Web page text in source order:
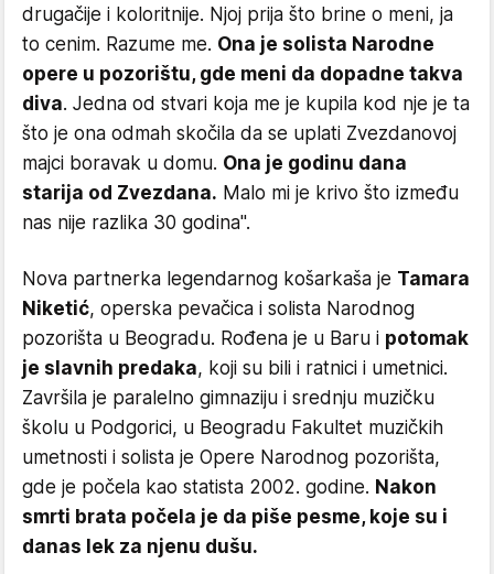
drugačije i koloritnije. Njoj prija što brine o meni, ja
to cenim. Razume me. Ona je solista Narodne
opere u pozorištu, gde meni da dopadne takva
diva. Jedna od stvari koja me je kupila kod nje je ta
što je ona odmah skočila da se uplati Zvezdanovoj
majci boravak u domu. Ona je godinu dana
starija od Zvezdana. Malo mi je krivo što između
nas nije razlika 30 godina".
Nova partnerka legendarnog košarkaša je Tamara
Niketić, operska pevačica i solista Narodnog
pozorišta u Beogradu. Rođena je u Baru i potomak
je slavnih predaka, koji su bili i ratnici i umetnici.
Završila je paralelno gimnaziju i srednju muzičku
školu u Podgorici, u Beogradu Fakultet muzičkih
umetnosti i solista je Opere Narodnog pozorišta,
gde je počela kao statista 2002. godine. Nakon
smrti brata počela je da piše pesme, koje su i
danas lek za njenu dušu.